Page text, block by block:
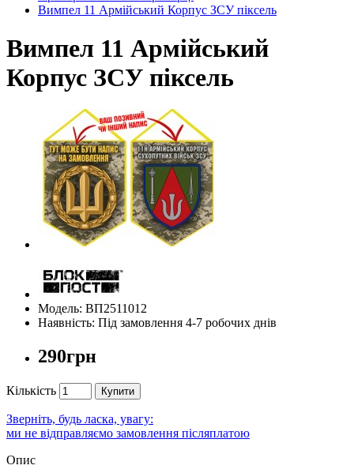
Вимпел 11 Армійський Корпус ЗСУ піксель
Вимпел 11 Армійський
Корпус ЗСУ піксель
Модель: ВП2511012
Наявність: Під замовлення 4-7 робочих днів
290грн
Кількість Купити
Зверніть, будь ласка, увагу:
ми не відправляємо замовлення післяплатою
Опис